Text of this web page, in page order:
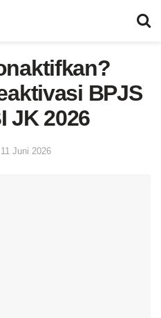
BPJS
JK 2026
11 Juni 2026